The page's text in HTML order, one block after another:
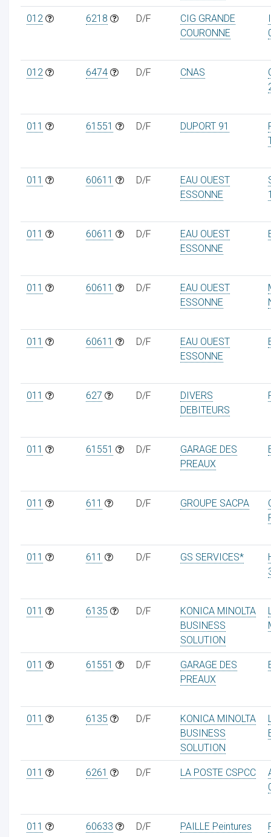
012 6218 D/F
CIG GRANDE
COURONNE
012 6474 D/F CNAS
011 61551 D/F DUPORT 91
011 60611 D/F
EAU OUEST
ESSONNE
011 60611 D/F
EAU OUEST
ESSONNE
011 60611 D/F
EAU OUEST
ESSONNE
011 60611 D/F
EAU OUEST
ESSONNE
011 627 D/F
DIVERS
DEBITEURS
011 61551 D/F
GARAGE DES
PREAUX
011 611 D/F GROUPE SACPA
011 611 D/F GS SERVICES*
011 6135 D/F
KONICA MINOLTA
BUSINESS
SOLUTION
011 61551 D/F
GARAGE DES
PREAUX
011 6135 D/F
KONICA MINOLTA
BUSINESS
SOLUTION
011 6261 D/F LA POSTE CSPCC
011 60633 D/F PAILLE Peintures